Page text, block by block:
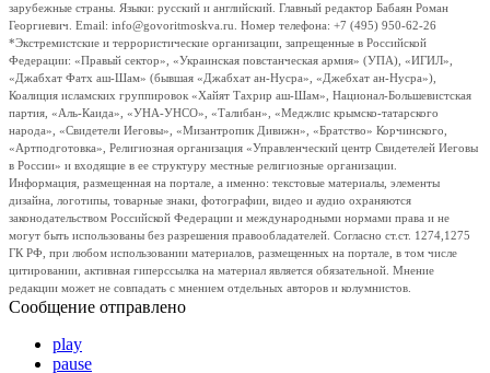
зарубежные страны. Языки: русский и английский. Главный редактор Бабаян Роман
Георгиевич. Email: info@govoritmoskva.ru. Номер телефона: +7 (495) 950-62-26
*Экстремистские и террористические организации, запрещенные в Российской
Федерации: «Правый сектор», «Украинская повстанческая армия» (УПА), «ИГИЛ»,
«Джабхат Фатх аш-Шам» (бывшая «Джабхат ан-Нусра», «Джебхат ан-Нусра»),
Коалиция исламских группировок «Хайят Тахрир аш-Шам», Национал-Большевистская
партия, «Аль-Каида», «УНА-УНСО», «Талибан», «Меджлис крымско-татарского
народа», «Свидетели Иеговы», «Мизантропик Дивижн», «Братство» Корчинского,
«Артподготовка», Религиозная организация «Управленческий центр Свидетелей Иеговы
в России» и входящие в ее структуру местные религиозные организации.
Информация, размещенная на портале, а именно: текстовые материалы, элементы
дизайна, логотипы, товарные знаки, фотографии, видео и аудио охраняются
законодательством Российской Федерации и международными нормами права и не
могут быть использованы без разрешения правообладателей. Согласно ст.ст. 1274,1275
ГК РФ, при любом использовании материалов, размещенных на портале, в том числе
цитировании, активная гиперссылка на материал является обязательной. Мнение
редакции может не совпадать с мнением отдельных авторов и колумнистов.
Сообщение отправлено
play
pause